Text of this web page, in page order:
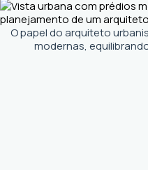
O papel do arquiteto
modernas,